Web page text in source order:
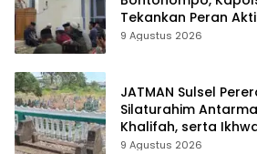
Tekankan Peran
Kamtibmas
9 Agustus 2026
JATMAN Sulsel
Silaturahim
Khalifah, serta
9 Agustus 2026